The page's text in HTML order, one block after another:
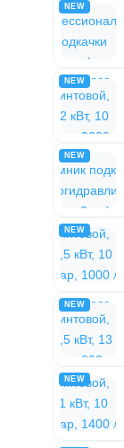
NEW
NEW
NEW
NEW
NEW
NEW